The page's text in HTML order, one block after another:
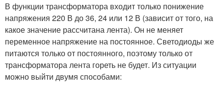
В функции трансформатора входит только понижение
напряжения 220 В до 36, 24 или 12 В (зависит от того, на
какое значение рассчитана лента). Он не меняет
переменное напряжение на постоянное. Светодиоды же
питаются только от постоянного, поэтому только от
трансформатора лента гореть не будет. Из ситуации
можно выйти двумя способами: